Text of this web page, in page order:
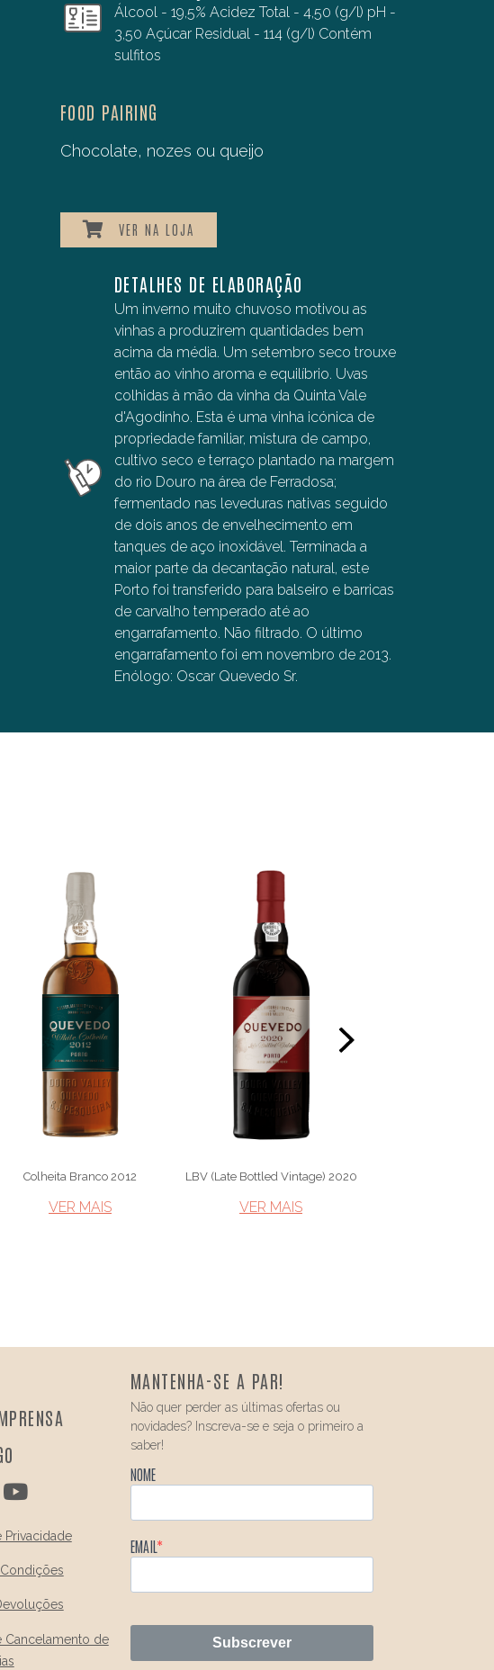
89/100
Elegant and crisp, with a sweet end, this is a strong
on nutty flavors and beautifully balanced. As it
pulls itself together after opening, it delivers a burst
of acidity and a whiff of brandy, becoming a bit
more nuanced and interesting. This is not a
blockbuster, rather one aimed more at those who
appreciate the elegance and refreshing acidity, but
it gradually grew on me and stayed in balance. It is
a charming youngster.
Álcool - 19,5% Acidez Total - 4,50 (g/l) pH -
3,50 Açúcar Residual - 114 (g/l) Contém
sulfitos
FOOD PAIRING
Chocolate, nozes ou queijo
VER NA LOJA
DETALHES DE ELABORAÇÃO
Um inverno muito chuvoso motivou as
vinhas a produzirem quantidades bem
acima da média. Um setembro seco trouxe
então ao vinho aroma e equilíbrio. Uvas
colhidas à mão da vinha da Quinta Vale
d'Agodinho. Esta é uma vinha icónica de
propriedade familiar, mistura de campo,
cultivo seco e terraço plantado na margem
do rio Douro na área de Ferradosa;
fermentado nas leveduras nativas seguido
de dois anos de envelhecimento em
tanques de aço inoxidável. Terminada a
maior parte da decantação natural, este
Porto foi transferido para balseiro e barricas
de carvalho temperado até ao
engarrafamento. Não filtrado. O último
engarrafamento foi em novembro de 2013.
Enólogo: Oscar Quevedo Sr.
Colheita Branco 2012
VER MAIS​
LBV (Late Bottled Vintage) 2020
VER MAIS​
Privacidade
Cancelamento de
MANTENHA-SE A PAR!
Não quer perder as últimas ofertas ou
novidades? Inscreva-se e seja o primeiro a
saber!
NOME
EMAIL
Subscrever